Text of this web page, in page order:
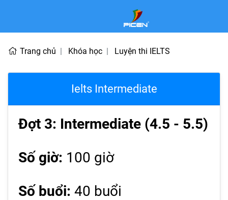
Trang chủ Khóa học Luyện thi IELTS
Ielts Intermediate
Đợt 3: Intermediate (4.5 - 5.5)
Số giờ: 100 giờ
Số buổi: 40 buổi